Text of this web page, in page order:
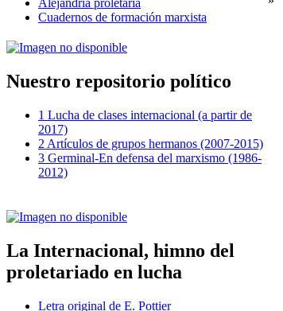
Alejandría proletaria
Cuadernos de formación marxista
Nuestro repositorio político
1 Lucha de clases internacional (a partir de
2017)
2 Artículos de grupos hermanos (2007-2015)
3 Germinal-En defensa del marxismo (1986-
2012)
La Internacional, himno del
proletariado en lucha
Letra original de E. Pottier